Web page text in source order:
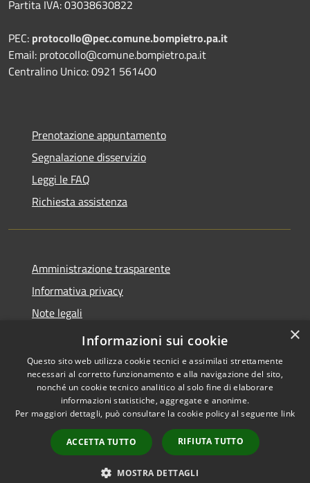
Partita IVA: 03038630822
PEC: protocollo@pec.comune.bompietro.pa.it
Email: protocollo@comune.bompietro.pa.it
Centralino Unico: 0921 561400
Prenotazione appuntamento
Segnalazione disservizio
Leggi le FAQ
Richiesta assistenza
Amministrazione trasparente
Informativa privacy
Note legali
Dichiarazione di accessibilità
Accessibilità
Copyright © 2026 • Comune di
Bompietro • Powered by
Municipium•
Accesso
redazione
×
Informazioni sui cookie
Questo sito web utilizza cookie tecnici e assimilati strettamente
necessari al corretto funzionamento e alla navigazione del sito,
nonché un cookie tecnico analitico al solo fine di elaborare
informazioni statistiche, aggregate e anonime.
Per maggiori dettagli, può consultare la cookie policy al seguente link
ACCETTA TUTTO RIFIUTA TUTTO
MOSTRA DETTAGLI